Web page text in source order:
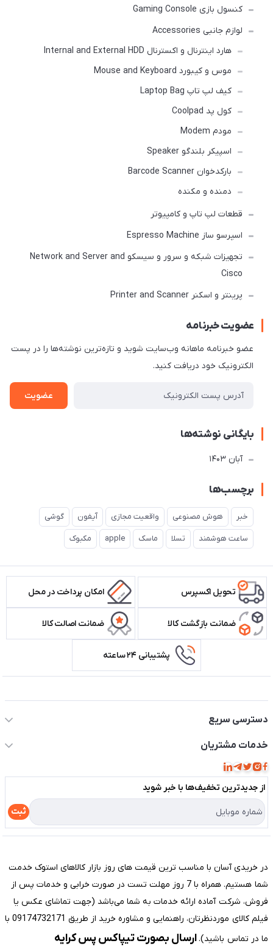
کنسول بازی Gaming Console
لوازم جانبی Accessories
هارد اینترنال و اکسترنال Internal and External HDD
موس و کیبورد Mouse and Keyboard
کیف لپ تاپ Laptop Bag
کول پد Coolpad
مودم Modem
اسپیکر بلندگو Speaker
بارکدخوان Barcode Scanner
دمنده و مکنده
قطعات لپ تاپ و کامپیوتر
اسپرسو ساز Espresso Machine
تجهیزات شبکه و سرور و سیسکو Network and Server and
Cisco
پرینتر و اسکنر Printer and Scanner
عضویت خبرنامه
عضو خبرنامه ماهانه وب‌سایت شوید و تازه‌ترین نوشته‌ها را در پست
الکترونیک خود دریافت کنید.
عضویت
بایگانی نوشته‌ها
آبان 1403
برچسب‌ها
خبر هوش مصنوعی واقعیت مجازی آیفون گوشی
ساعت هوشمند تسلا ماسک apple مکبوک
تحویل اکسپرس امکان پرداخت در محل
ضمانت بازگشت کالا ضمانت اصالت کالا
پشتیبانی ۲۴ ساعته
دسترسی سریع
حساب کاربری
مجله فروشگاه
لیست محصولات
درباره ما
تماس با ما
خدمات مشتریان
قوانین و مقررات
حریم خصوصی
راهنما
از جدید‌ترین تخفیف‌ها با‌ خبر شوید
ثبت
در خریدی آسان با مناسب ترین قیمت های روز بازار کالاهای استوک خدمت
شما هستیم. همراه با 7 روز مهلت تست در صورت خرابی و خدمات پس از
فروش، شرکت آماده ارائه خدمات به شما می‌باشد (جهت تماشای عکس یا
فیلم کالای موردنظرتان، راهنمایی و مشاوره خرید از طریق 09174732171 با
ما در تماس باشید).ارسال بصورت تیپاکس پس کرایه